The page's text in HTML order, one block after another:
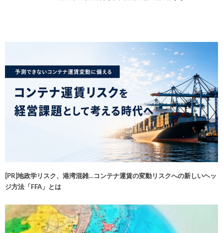
[PR]地政学リスク、港湾混雑…コンテナ運賃の変動リスクへの新しいヘッ
ジ方法「FFA」とは